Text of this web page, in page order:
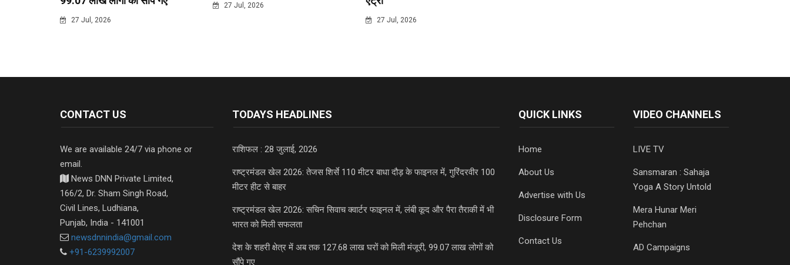
27 Jul, 2026
27 Jul, 2026
27 Jul, 2026
CONTACT US
We are available 24/7 via phone or
email.
News DNN Private Limited,
166/2, Dr. Sham Singh Road,
Civil Lines, Ludhiana,
Punjab, India - 141001
newsdnnindia@gmail.com
+91-6239992007
TODAYS HEADLINES
राशिफल : 28 जुलाई, 2026
राष्ट्रमंडल खेल 2026: तेजस शिर्से 110 मीटर बाधा दौड़ के फाइनल में, गुरिंदरवीर 100
मीटर हीट से बाहर
राष्ट्रमंडल खेल 2026: सचिन सिवाच क्वार्टर फाइनल में, लंबी कूद और पैरा तैराकी में भी
भारत को मिली सफलता
देश के शहरी क्षेत्र में अब तक 127.68 लाख घरों को मिली मंजूरी, 99.07 लाख लोगों को
सौंपे गए
QUICK LINKS
Home
About Us
Advertise with Us
Disclosure Form
Contact Us
VIDEO CHANNELS
LIVE TV
Sansmaran : Sahaja
Yoga A Story Untold
Mera Hunar Meri
Pehchan
AD Campaigns